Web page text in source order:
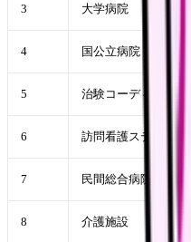
3 大学病院
4 国公立病院
5 治験コーディネータ
6 訪問看護ステーショ
7 民間総合病院
8 介護施設